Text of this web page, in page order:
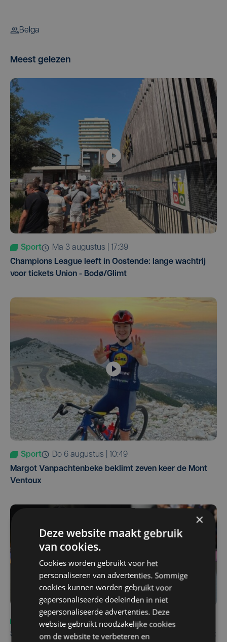
Belga
Meest gelezen
Sport
ma 3 augustus | 17:39
Champions League leeft in Oostende: lange wachtrij
voor tickets Union - Bodø/Glimt
Sport
do 6 augustus | 10:49
Margot Vanpachtenbeke beklimt zeven keer de Mont
Ventoux
za 8 augustus | 12:42
Spaanse aanvaller zet handtekening onder contract tot
×
Deze website maakt gebruik
van cookies.
Cookies worden gebruikt voor het
personaliseren van advertenties. Sommige
cookies kunnen worden gebruikt voor
gepersonaliseerde doeleinden in niet
gepersonaliseerde advertenties. Deze
website gebruikt noodzakelijke cookies
om de website te verbeteren en